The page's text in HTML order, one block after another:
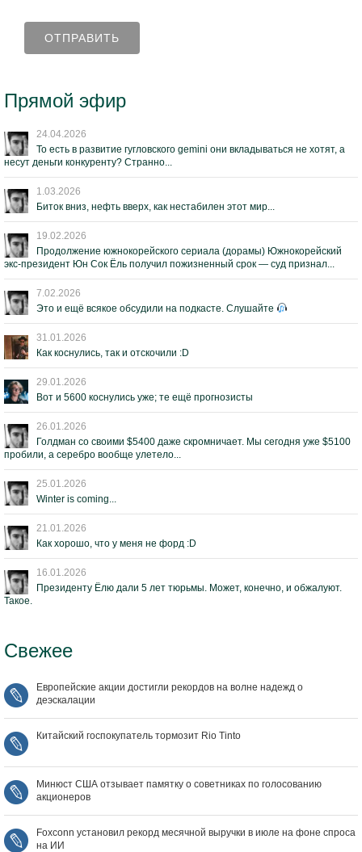
Прямой эфир
24.04.2026
То есть в развитие гугловского gemini они вкладываться не хотят, а
несут деньги конкуренту? Странно...
1.03.2026
Биток вниз, нефть вверх, как нестабилен этот мир...
19.02.2026
Продолжение южнокорейского сериала (дорамы) Южнокорейский
экс-президент Юн Сок Ёль получил пожизненный срок — суд признал...
7.02.2026
Это и ещё всякое обсудили на подкасте. Слушайте
31.01.2026
Как коснулись, так и отскочили :D
29.01.2026
Вот и 5600 коснулись уже; те ещё прогнозисты
26.01.2026
Голдман со своими $5400 даже скромничает. Мы сегодня уже $5100
пробили, а серебро вообще улетело...
25.01.2026
Winter is coming...
21.01.2026
Как хорошо, что у меня не форд :D
16.01.2026
Президенту Ёлю дали 5 лет тюрьмы. Может, конечно, и обжалуют.
Такое.
Свежее
Европейские акции достигли рекордов на волне надежд о
деэскалации
Китайский госпокупатель тормозит Rio Tinto
Минюст США отзывает памятку о советниках по голосованию
акционеров
Foxconn установил рекорд месячной выручки в июле на фоне спроса
на ИИ